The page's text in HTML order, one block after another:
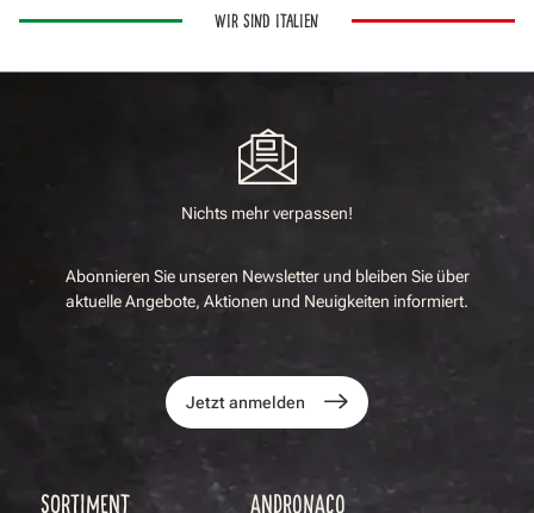
WIR SIND ITALIEN
Nichts mehr verpassen!
Abonnieren Sie unseren Newsletter und bleiben Sie über
aktuelle Angebote, Aktionen und Neuigkeiten informiert.
Jetzt anmelden
SORTIMENT ANDRONACO